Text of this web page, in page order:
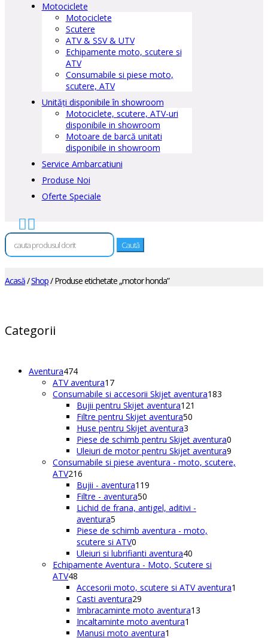
Motociclete
Motociclete
Scutere
ATV & SSV & UTV
Echipamente moto, scutere si
ATV
Consumabile si piese moto,
scutere, ATV
Unități disponibile în showroom
Motociclete, scutere, ATV-uri
disponibile in showroom
Motoare de barcă unitati
disponibile in showroom
Service Ambarcatiuni
Produse Noi
Oferte Speciale
 
Caută
după:
Acasă/Shop/ Produse etichetate „motor honda”
Categorii
Aventura474474
de
produse
ATV aventura1717
produse
Consumabile si accesorii Skijet aventura183
Bujii pentru Skijet aventura121
Filtre pentru Skijet aventura50
produse
Huse pentru Skijet aventura3
produse
Piese de schimb pentru Skijet aventura0
Uleiuri de motor pentru Skijet aventura9
produse
Consumabile si piese aventura - moto, scutere,
ATV216
produse
Bujii - aventura119
Filtre - aventura50
de
Lichid de frana, antigel, aditivi -
aventura5
produse
Piese de schimb aventura - moto,
scutere si ATV0
produse
Uleiuri si lubrifianti aventura40
de
Echipamente Aventura - Moto, Scutere si
ATV48
de
produse
Accesorii moto, scutere si ATV aventura1
Casti aventura29
de
produse
Imbracaminte moto aventura13
Incaltaminte moto aventura1
Manusi moto aventura1